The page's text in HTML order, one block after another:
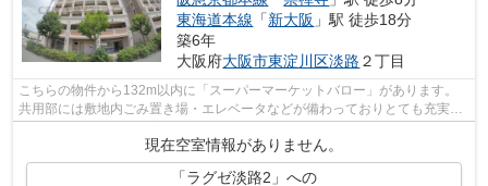
東海道本線 「新大阪 」駅 徒歩18分
築6年
大阪府大阪市東淀川区淡路 ２丁目
こちらの物件から132m以内に「スーパーマーケットバロー」があります。
共用部には敷地内ごみ置き場・エレベータなどが備わっておりとても充実し
ています。タイルが外壁には張られてい...
現在空室情報がありません。
「ラグゼ淡路2」への